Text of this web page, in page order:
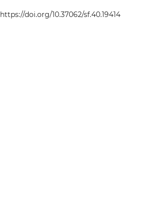
https://doi.org/10.37062/sf.40.19414